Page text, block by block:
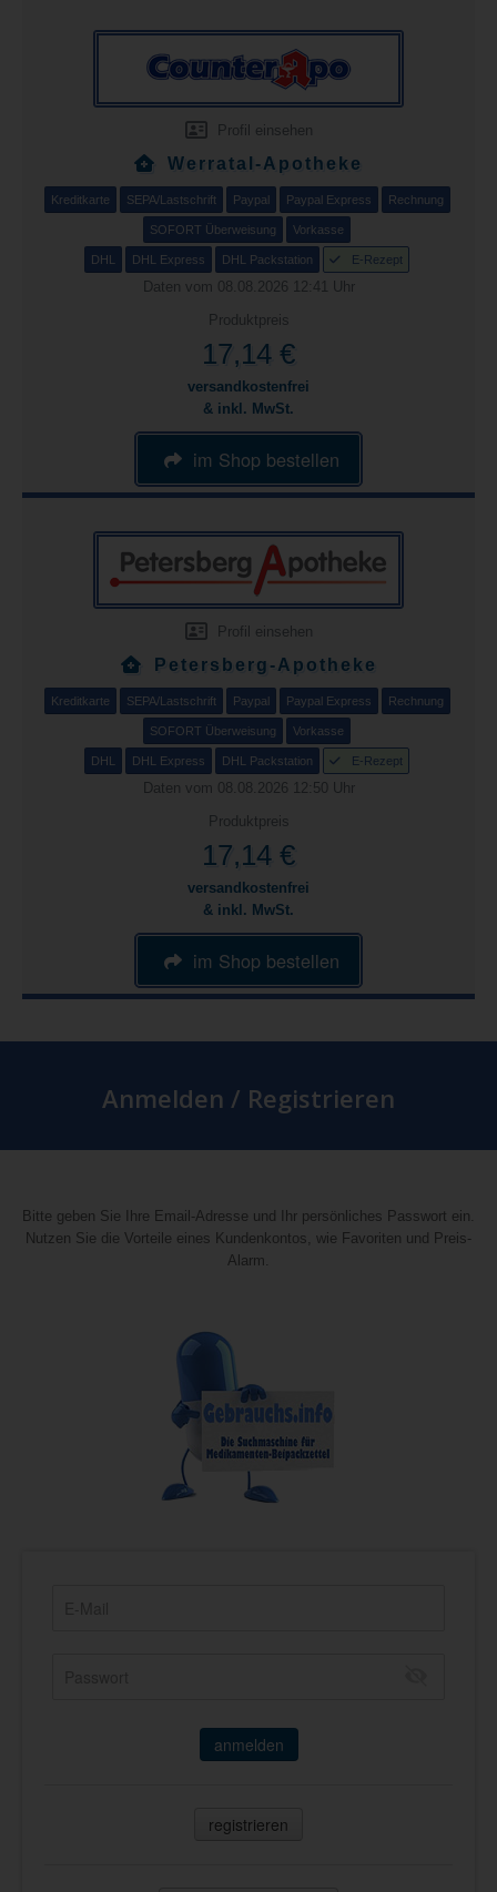
Profil einsehen
Werratal-Apotheke
Kreditkarte SEPA/Lastschrift Paypal Paypal Express Rechnung
SOFORT Überweisung Vorkasse
DHL DHL Express DHL Packstation E-Rezept
Daten vom 08.08.2026 12:41 Uhr
Produktpreis
17,14 €
versandkostenfrei
& inkl. MwSt.
im Shop bestellen
Profil einsehen
Petersberg-Apotheke
Kreditkarte SEPA/Lastschrift Paypal Paypal Express Rechnung
SOFORT Überweisung Vorkasse
DHL DHL Express DHL Packstation E-Rezept
Daten vom 08.08.2026 12:50 Uhr
Produktpreis
17,14 €
versandkostenfrei
& inkl. MwSt.
im Shop bestellen
Anmelden / Registrieren
Bitte geben Sie Ihre Email-Adresse und Ihr persönliches Passwort ein.
Nutzen Sie die Vorteile eines Kundenkontos, wie Favoriten und Preis-
Alarm.
anmelden
registrieren